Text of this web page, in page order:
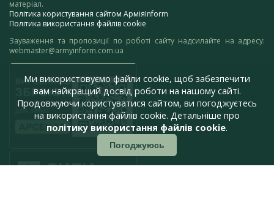
матеріал.
Політика користування сайтом АрміяInform
Політика використання файлів cookie
Зауваження та пропозиції по роботі сайту надсилайте на адресу:
webmaster@armyinform.com.ua
Ми використовуємо файли cookie, щоб забезпечити
вам найкращий досвід роботи на нашому сайті.
Продовжуючи користуватися сайтом, ви погоджуєтесь
на використання файлів cookie. Детальніше про
політику використання файлів cookie.
Погоджуюсь